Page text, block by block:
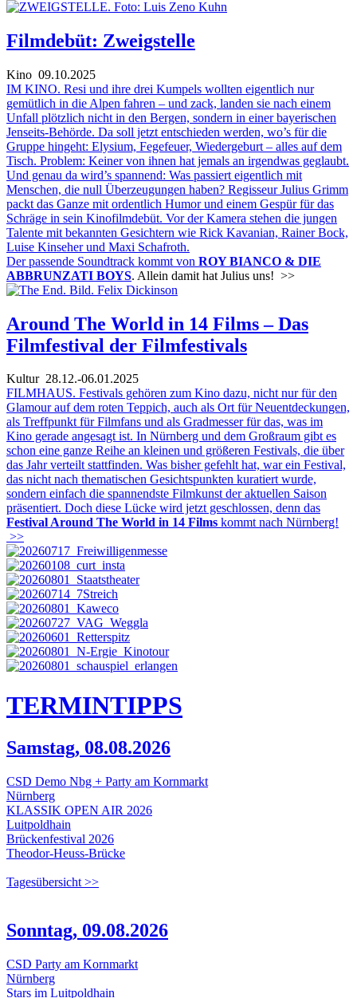
Filmdebüt: Zweigstelle
Kino 09.10.2025
IM KINO. Resi und ihre drei Kumpels wollten eigentlich nur
gemütlich in die Alpen fahren – und zack, landen sie nach einem
Unfall plötzlich nicht in den Bergen, sondern in einer bayerischen
Jenseits-Behörde. Da soll jetzt entschieden werden, wo’s für die
Gruppe hingeht: Elysium, Fegefeuer, Wiedergeburt – alles auf dem
Tisch. Problem: Keiner von ihnen hat jemals an irgendwas geglaubt.
Und genau da wird’s spannend: Was passiert eigentlich mit
Menschen, die null Überzeugungen haben? Regisseur Julius Grimm
packt das Ganze mit ordentlich Humor und einem Gespür für das
Schräge in sein Kinofilmdebüt. Vor der Kamera stehen die jungen
Talente mit bekannten Gesichtern wie Rick Kavanian, Rainer Bock,
Luise Kinseher und Maxi Schafroth.
Der passende Soundtrack kommt von ROY BIANCO & DIE
ABBRUNZATI BOYS. Allein damit hat Julius uns! >>
Around The World in 14 Films – Das
Filmfestival der Filmfestivals
Kultur28.12.-06.01.2025
FILMHAUS. Festivals gehören zum Kino dazu, nicht nur für den
Glamour auf dem roten Teppich, auch als Ort für Neuentdeckungen,
als Treffpunkt für Filmfans und als Gradmesser für das, was im
Kino gerade angesagt ist. In Nürnberg und dem Großraum gibt es
schon eine ganze Reihe an kleinen und größeren Festivals, die über
das Jahr verteilt stattfinden. Was bisher gefehlt hat, war ein Festival,
das nicht nach thematischen Gesichtspunkten kuratiert wurde,
sondern einfach die spannendste Filmkunst der aktuellen Saison
präsentiert. Doch diese Lücke wird jetzt geschlossen, denn das
Festival Around The World in 14 Films kommt nach Nürnberg!
>>
TERMINTIPPS
Samstag, 08.08.2026
CSD Demo Nbg + Party am Kornmarkt
Nürnberg
KLASSIK OPEN AIR 2026
Luitpoldhain
Brückenfestival 2026
Theodor-Heuss-Brücke
Tagesübersicht >>
Sonntag, 09.08.2026
CSD Party am Kornmarkt
Nürnberg
Stars im Luitpoldhain